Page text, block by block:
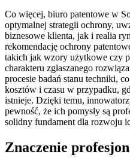
Co więcej, biuro patentowe w
optymalnej strategii ochrony,
biznesowe klienta, jak i realia
rekomendację ochrony
takich jak wzory użytkowe czy
charakteru zgłaszanego
procesie badań stanu techniki,
kosztów i czasu w przypadku,
istnieje. Dzięki temu,
pewność, że ich pomysły są
solidny fundament dla rozwoju
Znaczenie